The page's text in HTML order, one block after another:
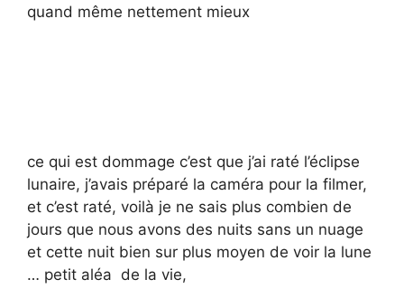
quand même nettement mieux
ce qui est dommage c’est que j’ai raté l’éclipse
lunaire, j’avais préparé la caméra pour la filmer,
et c’est raté, voilà je ne sais plus combien de
jours que nous avons des nuits sans un nuage
et cette nuit bien sur plus moyen de voir la lune
… petit aléa de la vie,